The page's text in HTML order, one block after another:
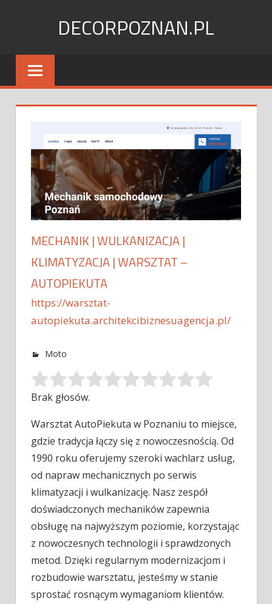
DECORPOZNAN.PL
MECHANIK | WULKANIZACJA |
KLIMATYZACJA | WARSZTAT –
AUTOPIEKUTA
https://warsztat-
autopiekuta.architekcibiznesuagencja.pl/
Moto
Brak głosów.
Warsztat AutoPiekuta w Poznaniu to miejsce,
gdzie tradycja łączy się z nowoczesnością. Od
1990 roku oferujemy szeroki wachlarz usług,
od napraw mechanicznych po serwis
klimatyzacji i wulkanizację. Nasz zespół
doświadczonych mechaników zapewnia
obsługę na najwyższym poziomie, korzystając
z nowoczesnych technologii i sprawdzonych
metod. Dzięki regularnym modernizacjom i
rozbudowie warsztatu, jesteśmy w stanie
sprostać rosnącym wymaganiom klientów.